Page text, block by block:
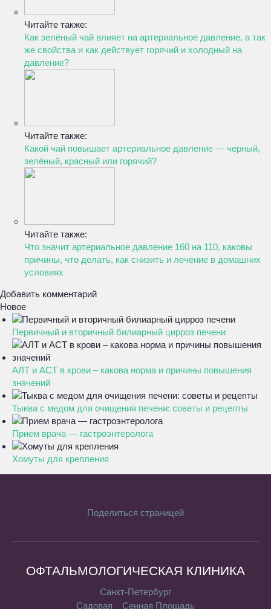
Читайте также:
Как зелёный чай влияет на артериальное давление, а так
же свойства и как действует горячий и холодный на
давление?
Читайте также:
Какой чай повышает артериальное давление — черный,
зелёный, красный или горячий?
Читайте также:
Что значит артериальное давление 160 на 110, каковы
причины, что делать, как снизить и лечение в домашних
условиях
Добавить комментарий
Новое
Первичный и вторичный билиарный цирроз печени
АЛТ и АСТ в крови – какова норма и причины повышения
значений
Тыква с медом для очищения печени: советы и рецепты
Прием врача — гастроэнтеролога
Хомуты для крепления
Поделиться страницей
ОФТАЛЬМОЛОГИЧЕСКАЯ КЛИНИКА
Санкт-Петербург
Садовая
Сенная Площадь